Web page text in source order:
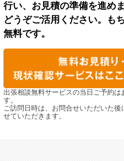
行い、 お見積の準備を進めま
どうぞご活用ください。も
無料です。
出張相談無料サービスの当日ご予約は
す。
ご訪問日時は、お問合せいただいた
せていただきます。